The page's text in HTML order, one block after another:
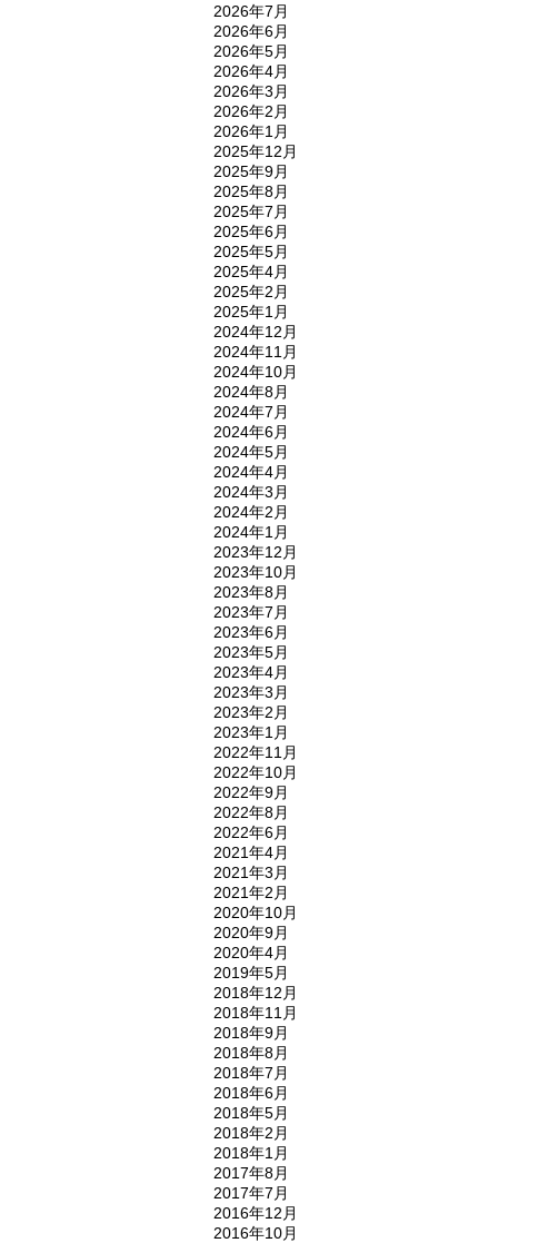
2026年7月
2026年6月
2026年5月
2026年4月
2026年3月
2026年2月
2026年1月
2025年12月
2025年9月
2025年8月
2025年7月
2025年6月
2025年5月
2025年4月
2025年2月
2025年1月
2024年12月
2024年11月
2024年10月
2024年8月
2024年7月
2024年6月
2024年5月
2024年4月
2024年3月
2024年2月
2024年1月
2023年12月
2023年10月
2023年8月
2023年7月
2023年6月
2023年5月
2023年4月
2023年3月
2023年2月
2023年1月
2022年11月
2022年10月
2022年9月
2022年8月
2022年6月
2021年4月
2021年3月
2021年2月
2020年10月
2020年9月
2020年4月
2019年5月
2018年12月
2018年11月
2018年9月
2018年8月
2018年7月
2018年6月
2018年5月
2018年2月
2018年1月
2017年8月
2017年7月
2016年12月
2016年10月